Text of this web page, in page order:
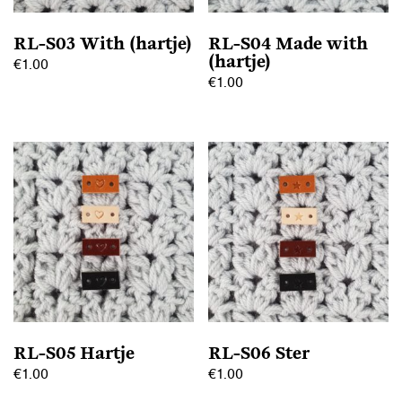
op
productpagina
de
productpagina
RL-S03 With (hartje)
€1.00
meerdere
variaties.
Deze
optie
kan
gekozen
worden
op
productpagina
RL-S04 Made with
(hartje)
€1.00
heeft
meerdere
variaties.
Deze
optie
kan
gekozen
worden
de
productpagina
RL-S05 Hartje
€1.00
RL-S06 Ster
€1.00